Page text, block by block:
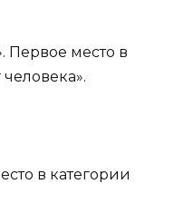
Первое место в
в категории